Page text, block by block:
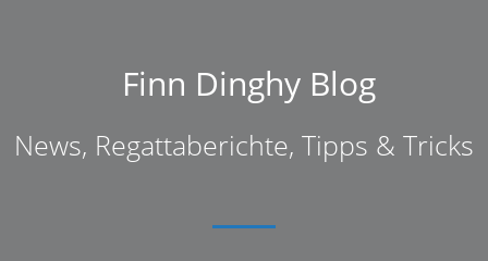
Finn Dinghy Blog
News, Regattaberichte, Tipps & Tricks